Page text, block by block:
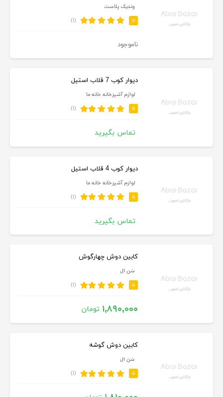
وندیک پلاست
۵ (۱)
ناموجود
دیوار کوب 7 قلاب استیل
لوازم آشپزخانه خانه ما
۵ (۱)
تماس بگیرید
دیوار کوب 4 قلاب استیل
لوازم آشپزخانه خانه ما
۵ (۱)
تماس بگیرید
کابین دوش چهارگوش
سَن ال
۵ (۱)
۱,۸۹۰,۰۰۰ تومان
کابین دوش گوشه
سَن ال
۵ (۱)